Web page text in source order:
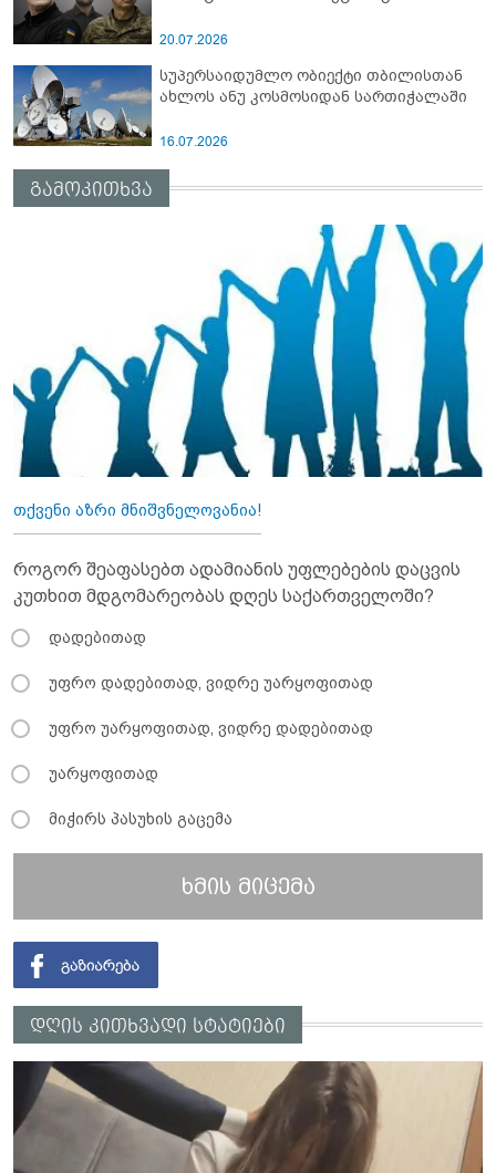
20.07.2026
სუპერსაიდუმლო ობიექტი თბილისთან
ახლოს ანუ კოსმოსიდან სართიჭალაში
16.07.2026
გამოკითხვა
თქვენი აზრი მნიშვნელოვანია!
როგორ შეაფასებთ ადამიანის უფლებების დაცვის
კუთხით მდგომარეობას დღეს საქართველოში?
დადებითად
უფრო დადებითად, ვიდრე უარყოფითად
უფრო უარყოფითად, ვიდრე დადებითად
უარყოფითად
მიჭირს პასუხის გაცემა
ხმის მიცემა
დღის კითხვადი სტატიები